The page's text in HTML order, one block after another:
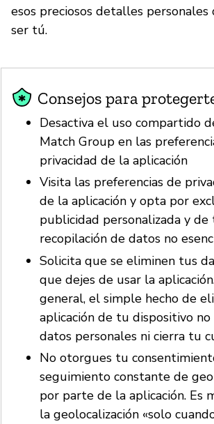
esos preciosos detalles personales
ser tú.
Consejos para
Desactiva el uso compartido
Match Group en las
privacidad de la aplicación
Visita las preferencias de
de la aplicación y opta por
publicidad personalizada y de
recopilación de datos no
Solicita que se eliminen tus
que dejes de usar la
general, el simple hecho de
aplicación de tu dispositivo
datos personales ni cierra tu
No otorgues tu
seguimiento constante de
por parte de la aplicación. Es
la geolocalización «solo